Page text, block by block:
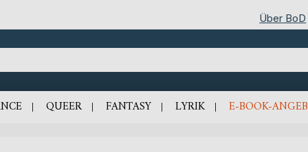
Über BoD
QUEER FANTASY LYRIK E-BOOK-